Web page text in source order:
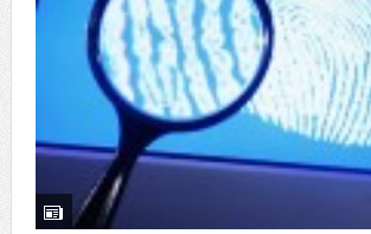
Ganoven in der Ukraine und Russland sollen
200 Millionen Euro von Bankkonten abgeräumt